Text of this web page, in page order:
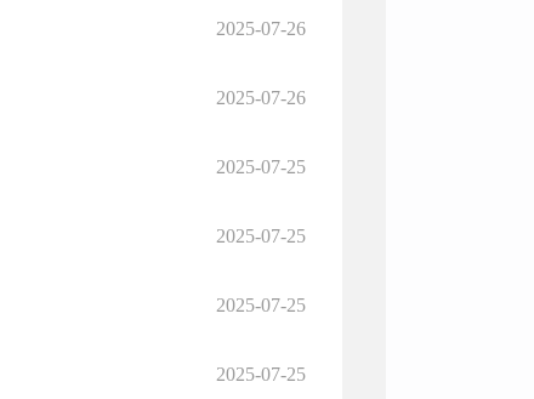
2025-07-26
2025-07-26
2025-07-25
2025-07-25
2025-07-25
2025-07-25